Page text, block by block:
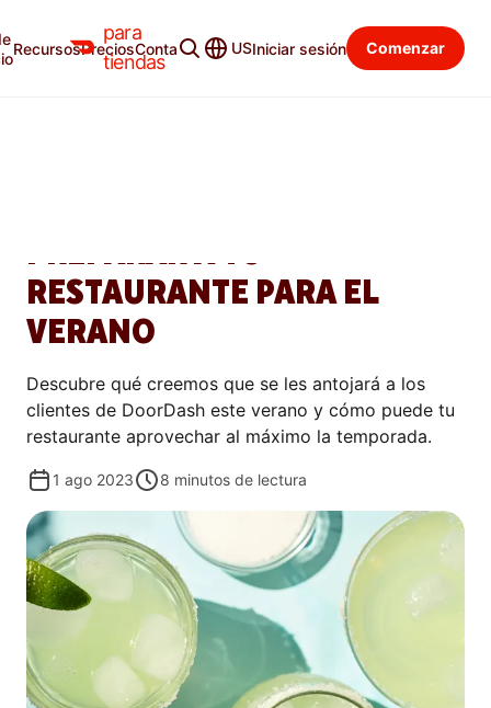
para
tiendas
RecursosPreciosContacto USIniciar sesión Comenzar
Blog para tiendas Categorías
PREPARAR A TU
RESTAURANTE PARA EL
VERANO
Descubre qué creemos que se les antojará a los
clientes de DoorDash este verano y cómo puede tu
restaurante aprovechar al máximo la temporada.
1 ago 2023 8 minutos de lectura